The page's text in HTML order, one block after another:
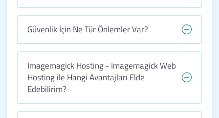
Güvenlik İçin Ne Tür Önlemler Var?
Imagemagick Hosting - Imagemagick Web
Hosting ile Hangi Avantajları Elde
Edebilirim?